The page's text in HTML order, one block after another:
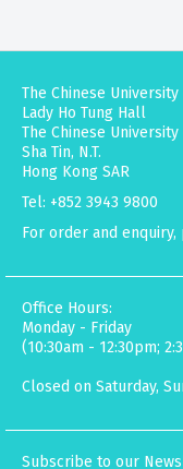
The Chinese
Lady Ho Tung Hall
The Chinese
Sha Tin, N.T.
Hong Kong SAR
Tel: +852 3943 9800
For order and
Office Hours:
Monday - Friday
(10:30am - 12:30pm;
Closed on Saturday,
Subscribe to our